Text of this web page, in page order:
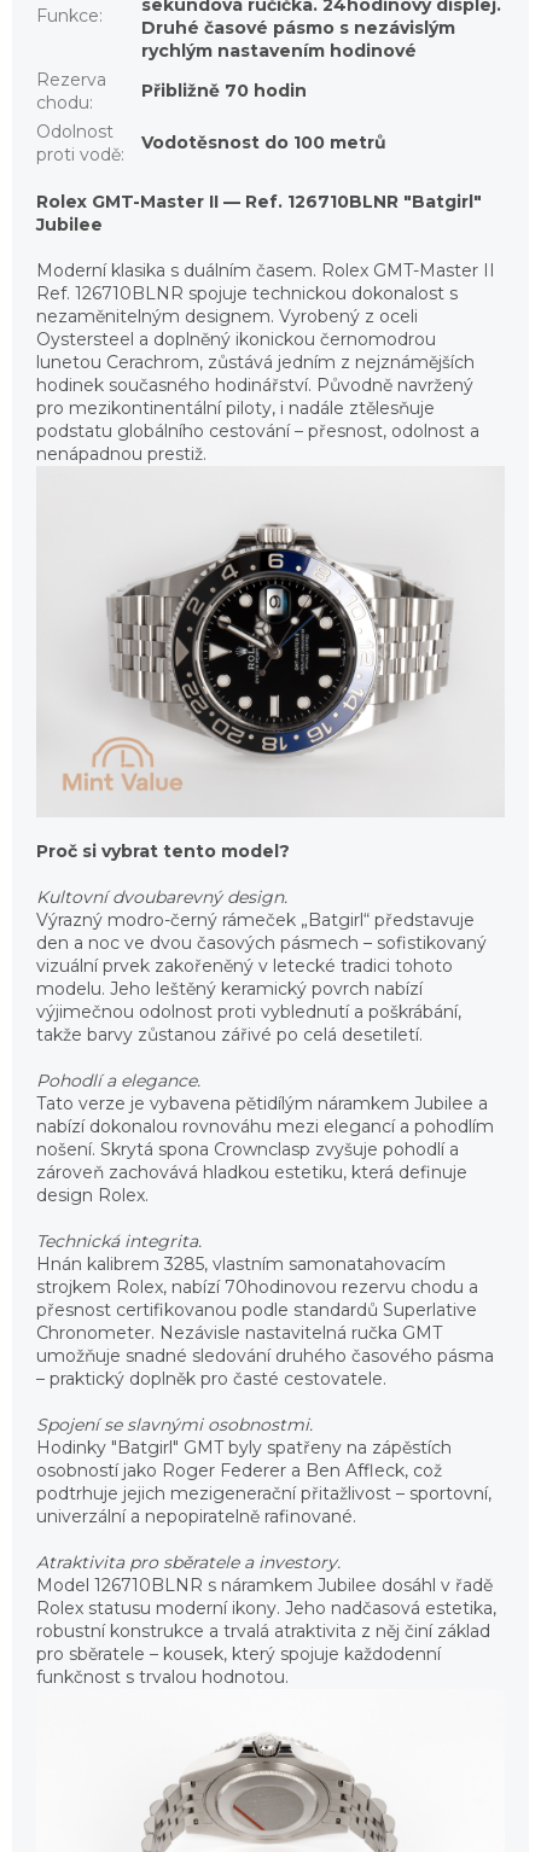
Funkce:
sekundová ručička. 24hodinový displej.
Druhé časové pásmo s nezávislým
rychlým nastavením hodinové
Rezerva
chodu:
Přibližně 70 hodin
Odolnost
proti vodě:
Vodotěsnost do 100 metrů
Rolex GMT-Master II — Ref. 126710BLNR "Batgirl"
Jubilee
Moderní klasika s duálním časem. Rolex GMT-Master II
Ref. 126710BLNR spojuje technickou dokonalost s
nezaměnitelným designem. Vyrobený z oceli
Oystersteel a doplněný ikonickou černomodrou
lunetou Cerachrom, zůstává jedním z nejznámějších
hodinek současného hodinářství. Původně navržený
pro mezikontinentální piloty, i nadále ztělesňuje
podstatu globálního cestování – přesnost, odolnost a
nenápadnou prestiž.
Proč si vybrat tento model?
Kultovní dvoubarevný design.
Výrazný modro-černý rámeček „Batgirl“ představuje
den a noc ve dvou časových pásmech – sofistikovaný
vizuální prvek zakořeněný v letecké tradici tohoto
modelu. Jeho leštěný keramický povrch nabízí
výjimečnou odolnost proti vyblednutí a poškrábání,
takže barvy zůstanou zářivé po celá desetiletí.
Pohodlí a elegance.
Tato verze je vybavena pětidílým náramkem Jubilee a
nabízí dokonalou rovnováhu mezi elegancí a pohodlím
nošení. Skrytá spona Crownclasp zvyšuje pohodlí a
zároveň zachovává hladkou estetiku, která definuje
design Rolex.
Technická integrita.
Hnán kalibrem 3285, vlastním samonatahovacím
strojkem Rolex, nabízí 70hodinovou rezervu chodu a
přesnost certifikovanou podle standardů Superlative
Chronometer. Nezávisle nastavitelná ručka GMT
umožňuje snadné sledování druhého časového pásma
– praktický doplněk pro časté cestovatele.
Spojení se slavnými osobnostmi.
Hodinky "Batgirl" GMT byly spatřeny na zápěstích
osobností jako Roger Federer a Ben Affleck, což
podtrhuje jejich mezigenerační přitažlivost – sportovní,
univerzální a nepopiratelně rafinované.
Atraktivita pro sběratele a investory.
Model 126710BLNR s náramkem Jubilee dosáhl v řadě
Rolex statusu moderní ikony. Jeho nadčasová estetika,
robustní konstrukce a trvalá atraktivita z něj činí základ
pro sběratele – kousek, který spojuje každodenní
funkčnost s trvalou hodnotou.